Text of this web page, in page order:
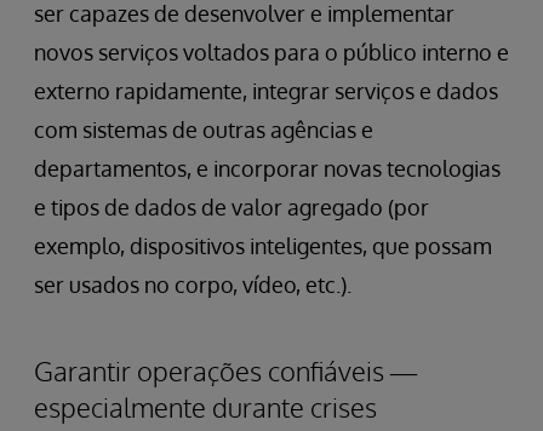
ser capazes de desenvolver e implementar
novos serviços voltados para o público interno e
externo rapidamente, integrar serviços e dados
com sistemas de outras agências e
departamentos, e incorporar novas tecnologias
e tipos de dados de valor agregado (por
exemplo, dispositivos inteligentes, que possam
ser usados no corpo, vídeo, etc.).
Garantir operações confiáveis —
especialmente durante crises